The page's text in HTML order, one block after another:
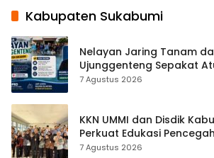
Kabupaten Sukabumi
Nelayan Jaring Tanam
Ujunggenteng Sepakat
Penangkapan
7 Agustus 2026
KKN UMMI dan Disdik
Perkuat Edukasi
Remaja di SMPN 2
7 Agustus 2026